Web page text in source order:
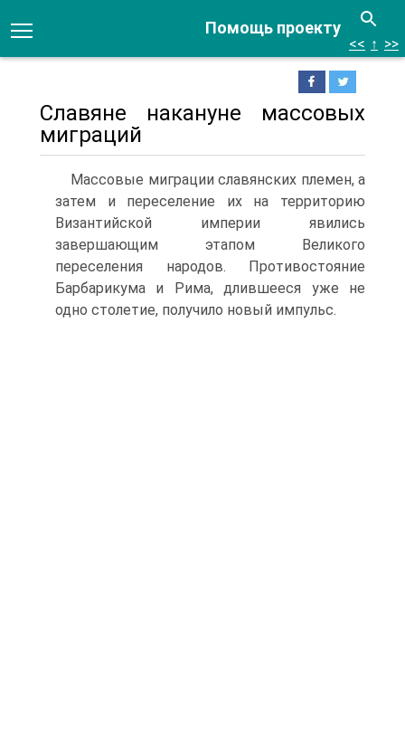
Помощь проекту
<< ↑ >>
Славяне накануне массовых
миграций
Массовые миграции славянских племен, а
затем и переселение их на террито­рию
Византийской империи явились
завершающим этапом Великого
переселения народов. Противостояние
Барбарикума и Рима, длившееся уже не
одно столетие, получило новый импульс.